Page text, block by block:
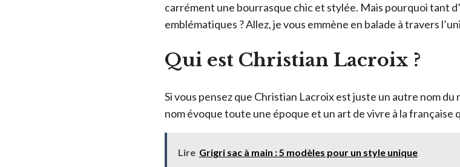
carrément une bourrasque chic et stylée. Mais pourquoi tant
emblématiques ? Allez, je vous emmène en balade à travers
Qui est Christian Lacroix ?
Si vous pensez que Christian Lacroix est juste un autre nom
nom évoque toute une époque et un art de vivre à la française
Lire Grigri sac à main : 5 modèles pour un style unique